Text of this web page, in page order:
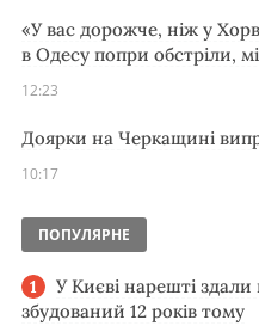
«У вас дорожче, ніж у
в Одесу попри обстріли,
12:23
Доярки на Черкащині
10:17
ПОПУЛЯРНЕ
У Києві нарешті
збудований 12 років тому